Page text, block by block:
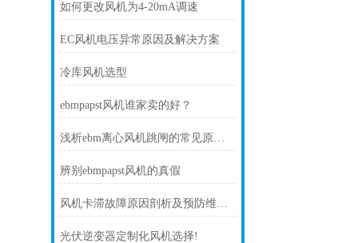
如何更改风机为4-20mA调速
EC风机电压异常原因及解决方案
冷库风机选型
ebmpapst风机谁家卖的好？
浅析ebm离心风机跳闸的常见原因及处理方法
辨别ebmpapst风机的真假
风机卡滞故障原因剖析及预防维护技巧
光伏逆变器定制化风机选择!